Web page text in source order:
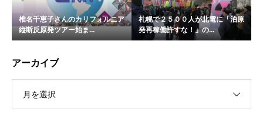
椎名千恵子さんのカリフォルニア
縦断反原発ツアー始ま...
札幌で２５００人が北電に「泊原
発再稼働許すな！」の...
アーカイブ
月を選択